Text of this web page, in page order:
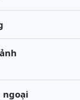
ngoại